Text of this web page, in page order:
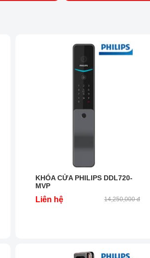
KHÓA CỬA PHILIPS DDL720-
MVP
Liên hệ 14,250,000 đ